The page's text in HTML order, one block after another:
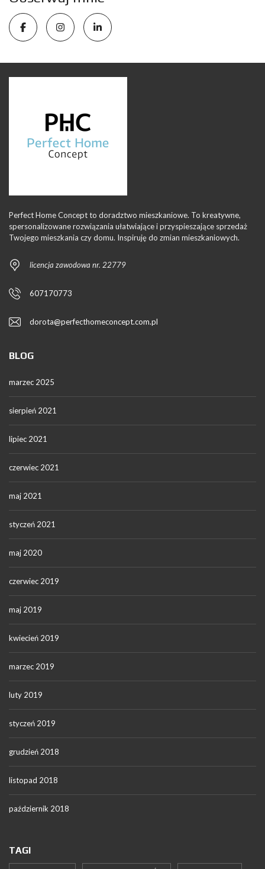
Perfect Home Concept to doradztwo mieszkaniowe. To kreatywne,
spersonalizowane rozwiązania ułatwiające i przyspieszające sprzedaż
Twojego mieszkania czy domu. Inspiruję do zmian mieszkaniowych.
licencja zawodowa nr. 22779
607170773
dorota@perfecthomeconcept.com.pl
BLOG
marzec 2025
sierpień 2021
lipiec 2021
czerwiec 2021
maj 2021
styczeń 2021
maj 2020
czerwiec 2019
maj 2019
kwiecień 2019
marzec 2019
luty 2019
styczeń 2019
grudzień 2018
listopad 2018
październik 2018
TAGI